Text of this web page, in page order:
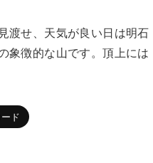
渡せ、天気が良い日は明石
象徴的な山です。頂上には
ド